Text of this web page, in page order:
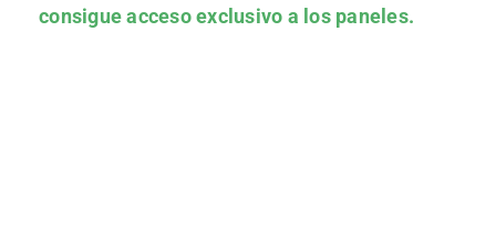
consigue acceso exclusivo a los paneles.